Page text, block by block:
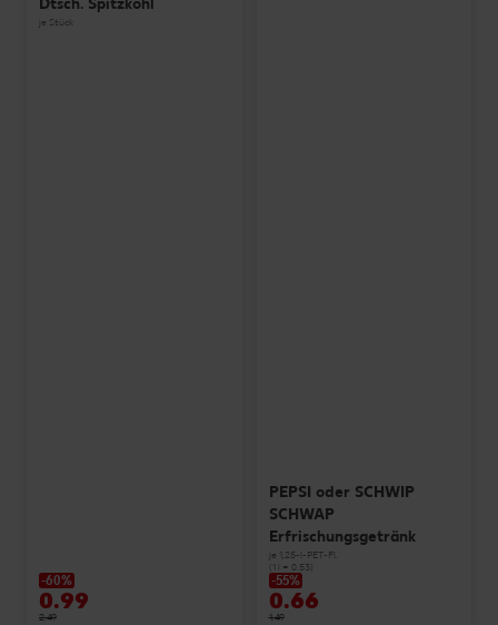
Dtsch. Spitzkohl
je Stück
-60%
0.99
2.49
PEPSI oder SCHWIP
SCHWAP
Erfrischungsgetränk
je 1,25-l-PET-Fl.
(1 l = 0.53)
-55%
0.66
1.49